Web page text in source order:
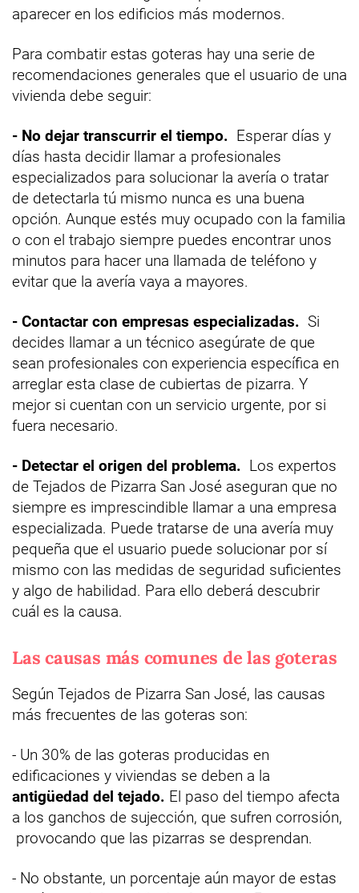
aparecer en los edificios más modernos.
Para combatir estas goteras hay una serie de
recomendaciones generales que el usuario de una
vivienda debe seguir:
- No dejar transcurrir el tiempo. Esperar días y
días hasta decidir llamar a profesionales
especializados para solucionar la avería o tratar
de detectarla tú mismo nunca es una buena
opción. Aunque estés muy ocupado con la familia
o con el trabajo siempre puedes encontrar unos
minutos para hacer una llamada de teléfono y
evitar que la avería vaya a mayores.
- Contactar con empresas especializadas. Si
decides llamar a un técnico asegúrate de que
sean profesionales con experiencia específica en
arreglar esta clase de cubiertas de pizarra. Y
mejor si cuentan con un servicio urgente, por si
fuera necesario.
- Detectar el origen del problema. Los expertos
de Tejados de Pizarra San José aseguran que no
siempre es imprescindible llamar a una empresa
especializada. Puede tratarse de una avería muy
pequeña que el usuario puede solucionar por sí
mismo con las medidas de seguridad suficientes
y algo de habilidad. Para ello deberá descubrir
cuál es la causa.
Las causas más comunes de las goteras
Según Tejados de Pizarra San José, las causas
más frecuentes de las goteras son:
- Un 30% de las goteras producidas en
edificaciones y viviendas se deben a la
antigüedad del tejado. El paso del tiempo afecta
a los ganchos de sujección, que sufren corrosión,
provocando que las pizarras se desprendan.
- No obstante, un porcentaje aún mayor de estas